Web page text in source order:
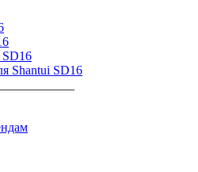
SD16
Shantui SD16